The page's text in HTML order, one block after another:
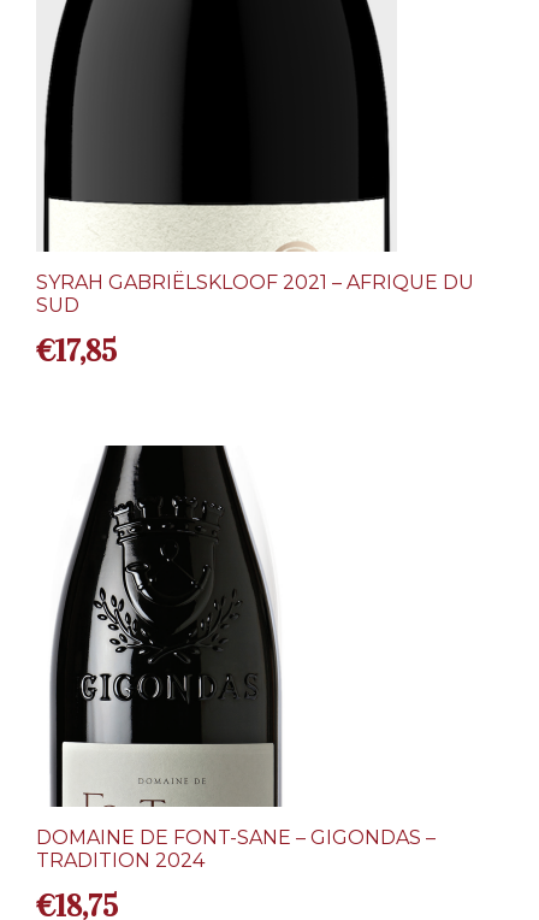
SYRAH GABRIËLSKLOOF 2021 – AFRIQUE DU
SUD
€17,85
DOMAINE DE FONT-SANE – GIGONDAS –
TRADITION 2024
€18,75